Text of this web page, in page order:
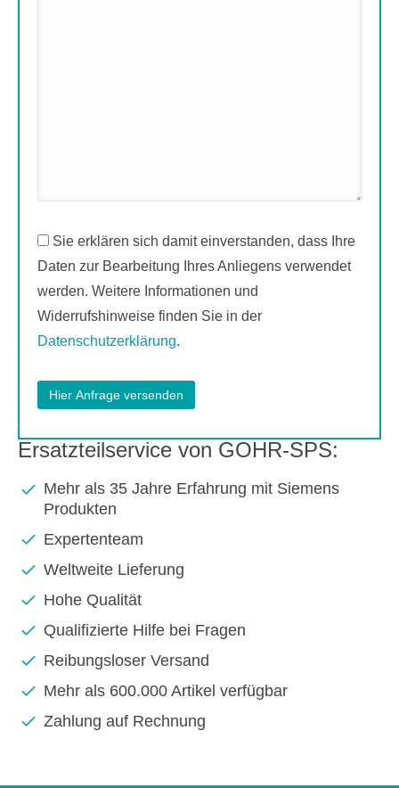
Sie erklären sich damit einverstanden, dass Ihre
Daten zur Bearbeitung Ihres Anliegens verwendet
werden. Weitere Informationen und
Widerrufshinweise finden Sie in der
Datenschutzerklärung.
Ersatzteilservice von GOHR-SPS:
Mehr als 35 Jahre Erfahrung mit Siemens
Produkten
Expertenteam
Weltweite Lieferung
Hohe Qualität
Qualifizierte Hilfe bei Fragen
Reibungsloser Versand
Mehr als 600.000 Artikel verfügbar
Zahlung auf Rechnung